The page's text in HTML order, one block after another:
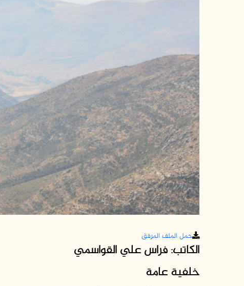
حمل الملف المرفق
الكاتب: فراس علي القواسمي
خلفيةعامة